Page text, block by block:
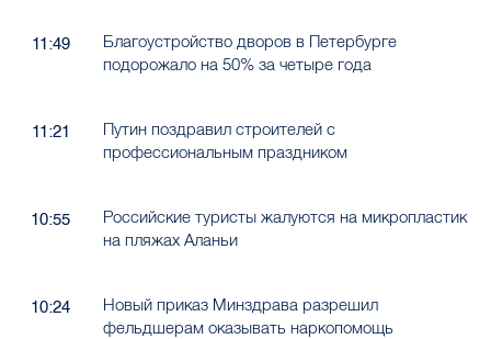
11:49
Благоустройство дворов в Петербурге
подорожало на 50% за четыре года
11:21
Путин поздравил строителей с
профессиональным праздником
10:55
Российские туристы жалуются на микропластик
на пляжах Аланьи
10:24
Новый приказ Минздрава разрешил
фельдшерам оказывать наркопомощь